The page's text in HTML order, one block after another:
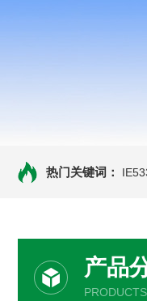
热门关键词：
产品